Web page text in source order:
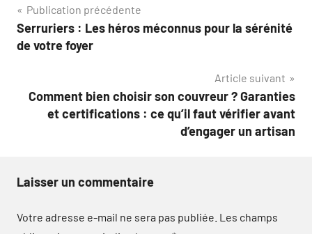
Navigation
de
Publication précédente
Serruriers : Les héros méconnus pour la sérénité
de votre foyer
Article suivant
Comment bien choisir son couvreur ? Garanties
et certifications : ce qu’il faut vérifier avant
d’engager un artisan
Laisser un commentaire
Votre adresse e-mail ne sera pas publiée. Les champs